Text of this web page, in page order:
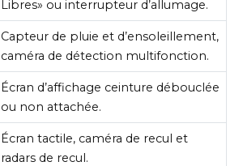
Libres» ou interrupteur d’allumage.
Capteur de pluie et d’ensoleillement,
caméra de détection multifonction.
Écran d’affichage ceinture débouclée
ou non attachée.
Écran tactile, caméra de recul et
radars de recul.